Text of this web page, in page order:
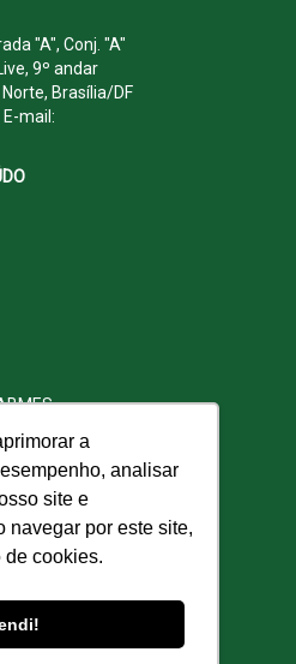
a
analisar
site e
navegar por este site,
de cookies.
"A", Conj. "A"
9º andar
Brasília/DF
mail: